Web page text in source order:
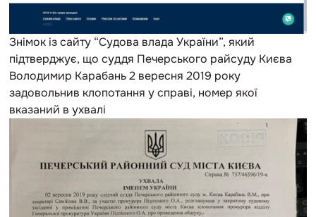
Знімок із сайту “Судова влада України”, який
підтверджує, що суддя Печерського райсуду Києва
Володимир Карабань 2 вересня 2019 року
задовольнив клопотання у справі, номер якої
вказаний в ухвалі